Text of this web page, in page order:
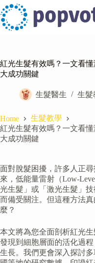
Skip
to
content
紅光生髮有效嗎？一文看
大成功關鍵
生髮醫生 生髮
Home
生髮教學
紅光生髮有效嗎？一文看
大成功關鍵
面對脫髮困擾，許多人正
來，低能量雷射（Low-
光生髮」或「激光生髮」
而備受關注。但這種方法
麼？
本文將為您全面剖析紅光
發現到細胞層面的活化過
生長。我們更會深入探討